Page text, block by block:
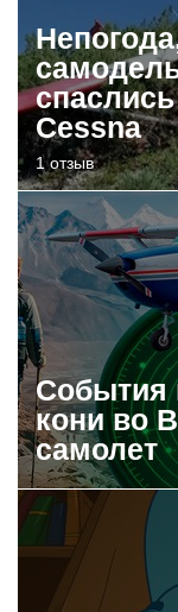
Cessna
1 отзыв
События
кони во
самолет